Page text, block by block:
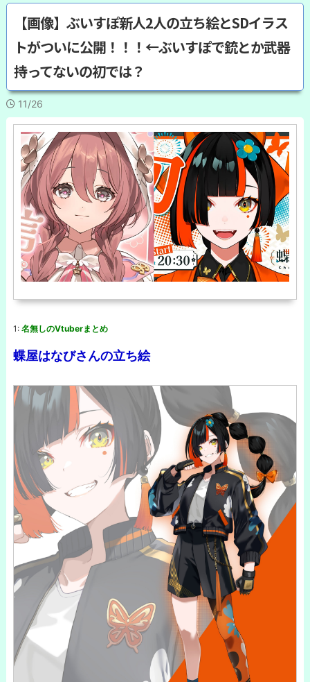
【画像】ぶいすぽ新人2人の立ち絵とSDイラス
トがついに公開！！！←ぶいすぽで銃とか武器
持ってないの初では？
11/26
1: 名無しのVtuberまとめ
蝶屋はなびさんの立ち絵